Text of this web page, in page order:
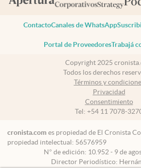
ContactoCanales de WhatsApp
Portal de ProveedoresTrabajá
Copyright 2025
Todos los derechos
Términos y
Privacidad
Consentimiento
Tel: +54 11 7078-
cronista.com es propiedad de El Cronista
propiedad intelectual: 56576959
N° de edición: 10.952 - 9 de
Director Periodístico: